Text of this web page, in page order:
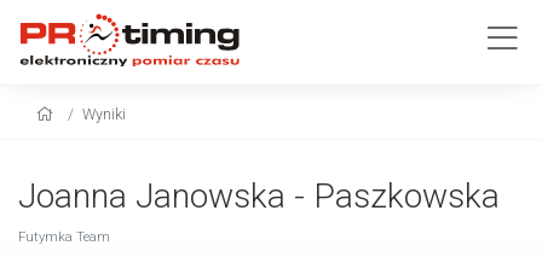
Wyniki
Joanna Janowska - Paszkowska
Futymka Team